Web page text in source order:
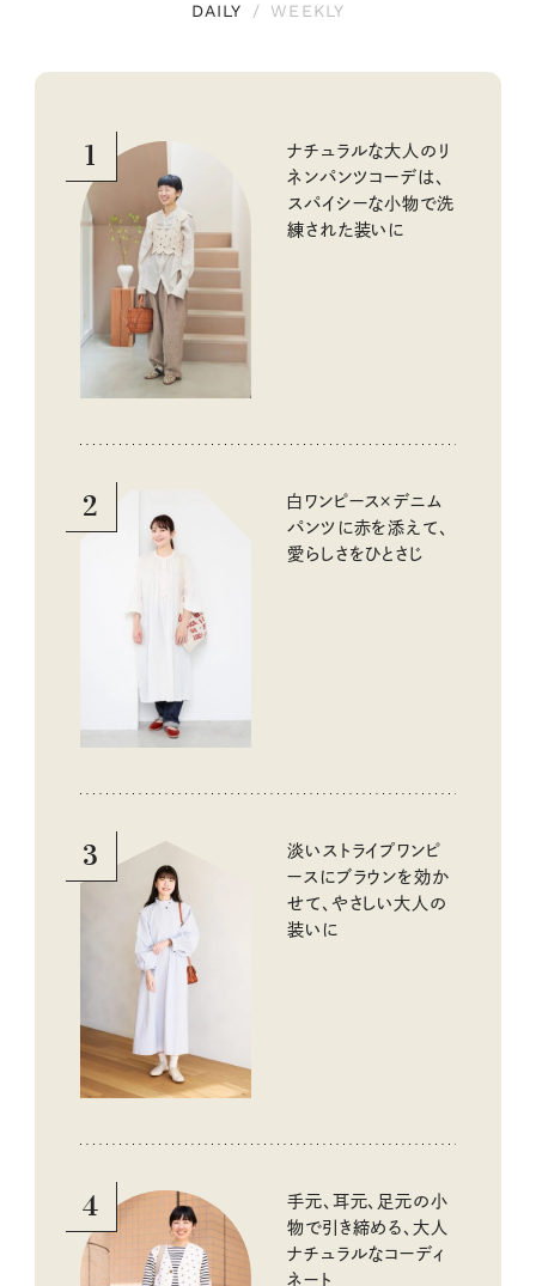
DAILY / WEEKLY
1
ナチュラルな大人のリ
ネンパンツコーデは、
スパイシーな小物で洗
練された装いに
2
白ワンピース×デニム
パンツに赤を添えて、
愛らしさをひとさじ
3
淡いストライプワンピ
ースにブラウンを効か
せて、やさしい大人の
装いに
4
手元、耳元、足元の小
物で引き締める、大人
ナチュラルなコーディ
ネート